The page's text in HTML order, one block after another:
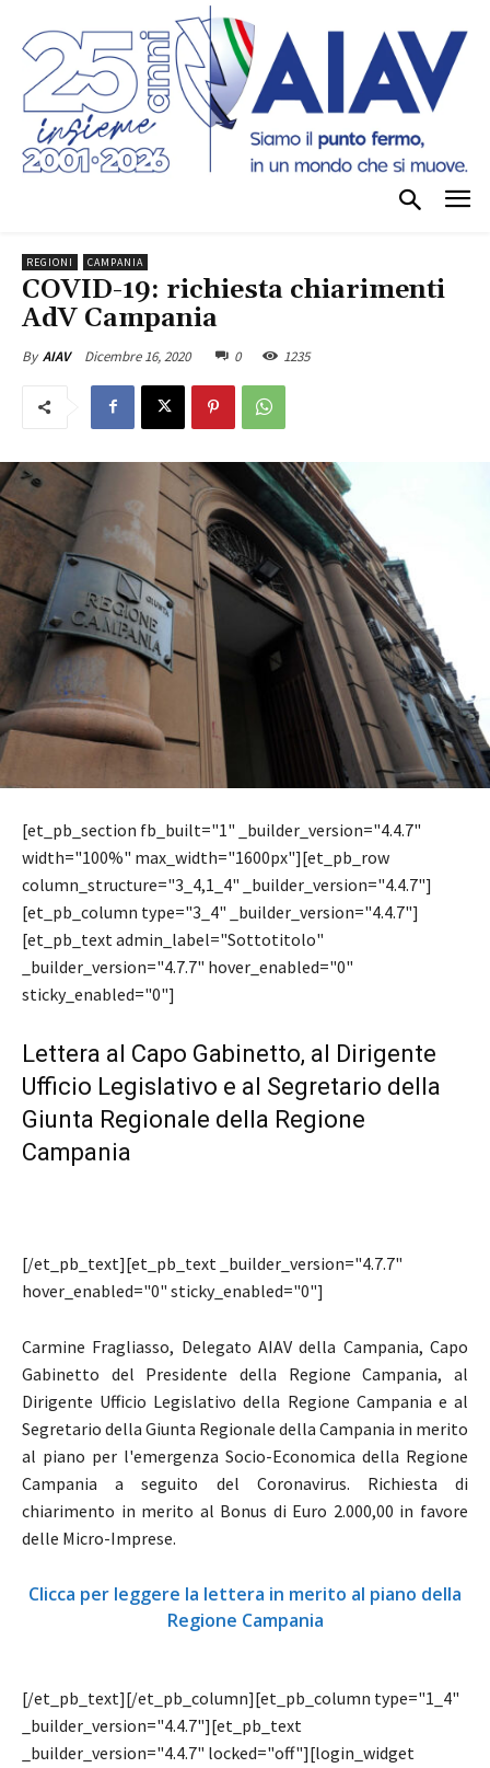
REGIONI CAMPANIA
COVID-19: richiesta chiarimenti
AdV Campania
By AIAV Dicembre 16, 2020 0 1235
[et_pb_section fb_built="1" _builder_version="4.4.7"
width="100%" max_width="1600px"][et_pb_row
column_structure="3_4,1_4" _builder_version="4.4.7"]
[et_pb_column type="3_4" _builder_version="4.4.7"]
[et_pb_text admin_label="Sottotitolo"
_builder_version="4.7.7" hover_enabled="0"
sticky_enabled="0"]
Lettera al Capo Gabinetto, al Dirigente
Ufficio Legislativo e al Segretario della
Giunta Regionale della Regione
Campania
[/et_pb_text][et_pb_text _builder_version="4.7.7"
hover_enabled="0" sticky_enabled="0"]
Carmine Fragliasso, Delegato AIAV della Campania, Capo
Gabinetto del Presidente della Regione Campania, al
Dirigente Ufficio Legislativo della Regione Campania e al
Segretario della Giunta Regionale della Campania in merito
al piano per l'emergenza Socio-Economica della Regione
Campania a seguito del Coronavirus. Richiesta di
chiarimento in merito al Bonus di Euro 2.000,00 in favore
delle Micro-Imprese.
Clicca per leggere la lettera in merito al piano della
Regione Campania
[/et_pb_text][/et_pb_column][et_pb_column type="1_4"
_builder_version="4.4.7"][et_pb_text
_builder_version="4.4.7" locked="off"][login_widget